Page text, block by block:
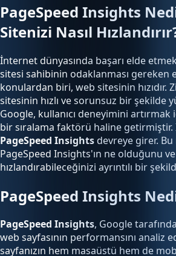
PageSpeed Insights
Sitenizi Nasıl
İnternet dünyasında başarı elde
sitesi sahibinin odaklanması gereken
konulardan biri, web sitesinin hızıdır.
sitesinin hızlı ve sorunsuz bir şekilde
Google, kullanıcı deneyimini artırmak
bir sıralama faktörü haline
PageSpeed Insightsdevreye girer.
PageSpeed Insights'ın ne olduğunu
hızlandırabileceğinizi ayrıntılı bir
PageSpeed Insights
PageSpeed Insights, Google
web sayfasının performansını analiz
sayfanızın hem masaüstü hem de